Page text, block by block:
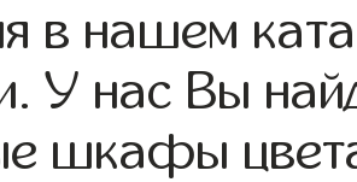
в нашем
У нас Вы
шкафы